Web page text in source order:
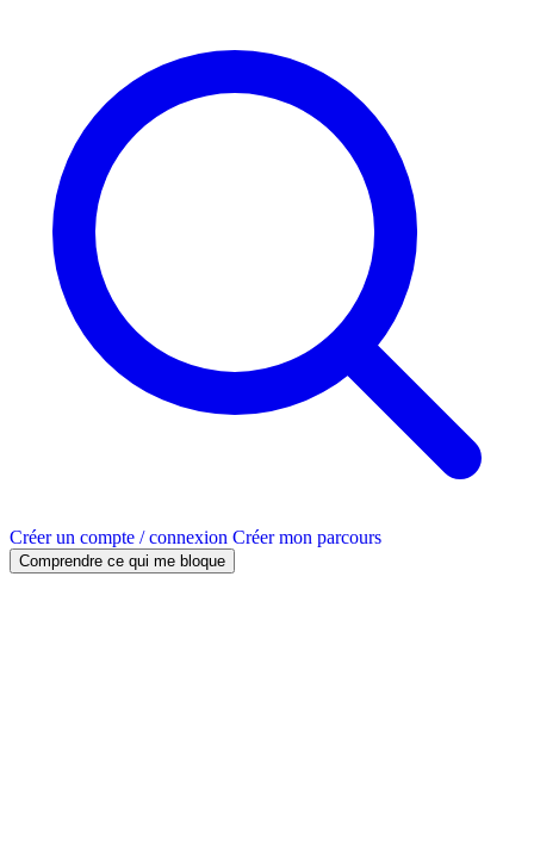
Créer un compte / connexion Créer mon parcours
Comprendre ce qui me bloque